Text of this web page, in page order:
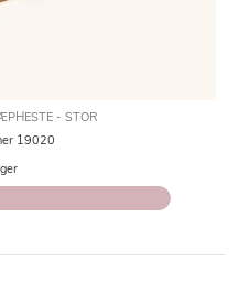
- STOR
19020